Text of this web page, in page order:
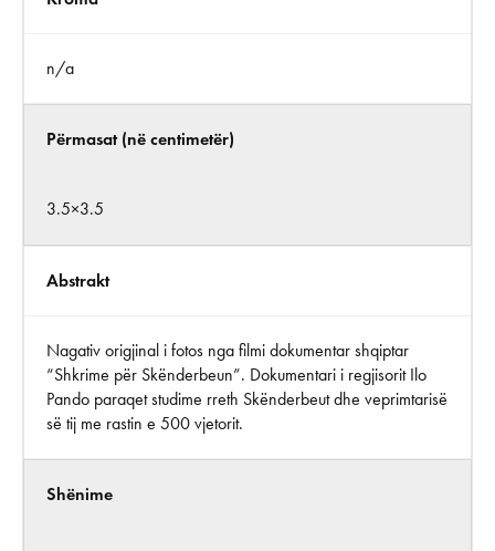
n/a
Përmasat (në centimetër)
3.5×3.5
Abstrakt
Nagativ origjinal i fotos nga filmi dokumentar shqiptar
“Shkrime për Skënderbeun”. Dokumentari i regjisorit Ilo
Pando paraqet studime rreth Skënderbeut dhe veprimtarisë
së tij me rastin e 500 vjetorit.
Shënime